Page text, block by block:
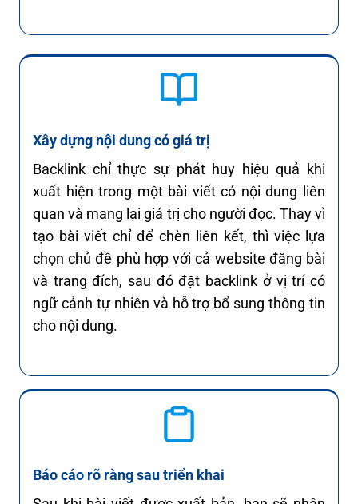
Xây dựng nội dung có giá trị
Backlink chỉ thực sự phát huy hiệu quả khi
xuất hiện trong một bài viết có nội dung liên
quan và mang lại giá trị cho người đọc. Thay vì
tạo bài viết chỉ để chèn liên kết, thì việc lựa
chọn chủ đề phù hợp với cả website đăng bài
và trang đích, sau đó đặt backlink ở vị trí có
ngữ cảnh tự nhiên và hỗ trợ bổ sung thông tin
cho nội dung.
Báo cáo rõ ràng sau triển khai